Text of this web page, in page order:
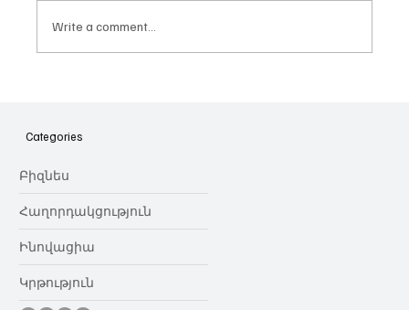
նվիրում որոշում
Write a comment...
Categories
Բիզնես
Հաղորդակցություն
Ինովացիա
Կրթություն